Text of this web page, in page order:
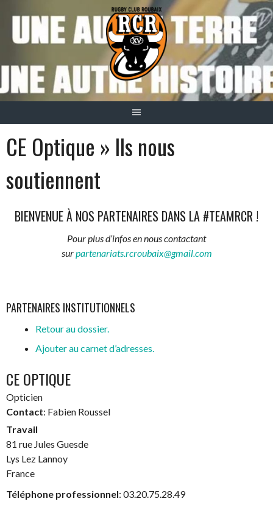
contenu
CE Optique » Ils nous
soutiennent
BIENVENUE À NOS PARTENAIRES DANS LA #TEAMRCR !
Pour plus d’infos en nous contactant
surpartenariats.rcroubaix@gmail.com
PARTENAIRES INSTITUTIONNELS
Retour au dossier.
Ajouter au carnet d’adresses.
CE OPTIQUE
Opticien
Contact: Fabien Roussel
Travail
81 rue Jules Guesde
Lys Lez Lannoy
France
Téléphone professionnel: 03.20.75.28.49